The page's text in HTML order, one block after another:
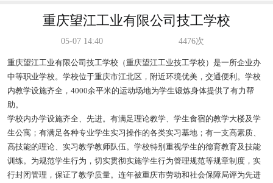
重庆望江工业有限公司技工学校
05-07 14:40 4476次
重庆望江工业有限公司技工学校（重庆望江工业技工学校）是一所企业办
中等职业学校。学校位于重庆市江北区，附近环境优美，交通便利。学校
内教学设施齐全，4000余平米的运动场地为学生锻炼身体提供了有力帮
助。
学校内办学设施齐全、先进。有满足理论教学、学生食宿的教学大楼及学
生公寓；有满足各种专业学生实习操作的各类实习基地；有一支高素质、
高技能的理论、实习教学教师队伍。学校特别重视学生的德育教育及技能
训练。为规范学生行为，切实贯彻实施学生行为管理规范等规章制度，实
行封闭管理，保证了教学质量。连年被重庆市劳动和社会保障局评为先进